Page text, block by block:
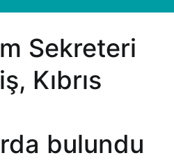
Sekreteri
Kıbrıs
bulundu